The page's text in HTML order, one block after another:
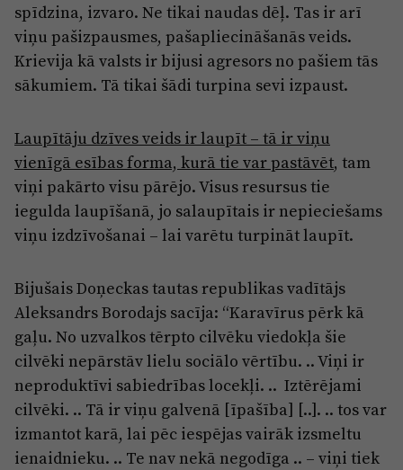
spīdzina, izvaro. Ne tikai naudas dēļ. Tas ir arī
viņu pašizpausmes, pašapliecināšanās veids.
Krievija kā valsts ir bijusi agresors no pašiem tās
sākumiem. Tā tikai šādi turpina sevi izpaust.
Laupītāju dzīves veids ir laupīt – tā ir viņu
vienīgā esības forma, kurā tie var pastāvēt, tam
viņi pakārto visu pārējo. Visus resursus tie
iegulda laupīšanā, jo salaupītais ir nepieciešams
viņu izdzīvošanai – lai varētu turpināt laupīt.
Bijušais Doņeckas tautas republikas vadītājs
Aleksandrs Borodajs sacīja: “Karavīrus pērk kā
gaļu. No uzvalkos tērpto cilvēku viedokļa šie
cilvēki nepārstāv lielu sociālo vērtību. .. Viņi ir
neproduktīvi sabiedrības locekļi. .. Iztērējami
cilvēki. .. Tā ir viņu galvenā [īpašība] [..]. .. tos var
izmantot karā, lai pēc iespējas vairāk izsmeltu
ienaidnieku. .. Te nav nekā negodīga .. – viņi tiek